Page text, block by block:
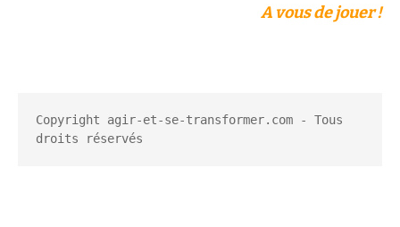
A vous de jouer !
Copyright agir-et-se-transformer.com - Tous
droits réservés